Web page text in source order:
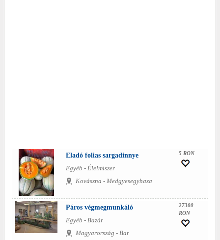
Eladó folias sargadinnye
Egyéb - Élelmiszer
Kovászna - Medgyesegyhaza
5 RON
Páros végmegmunkáló
Egyéb - Bazár
Magyarország - Bar
27300
RON